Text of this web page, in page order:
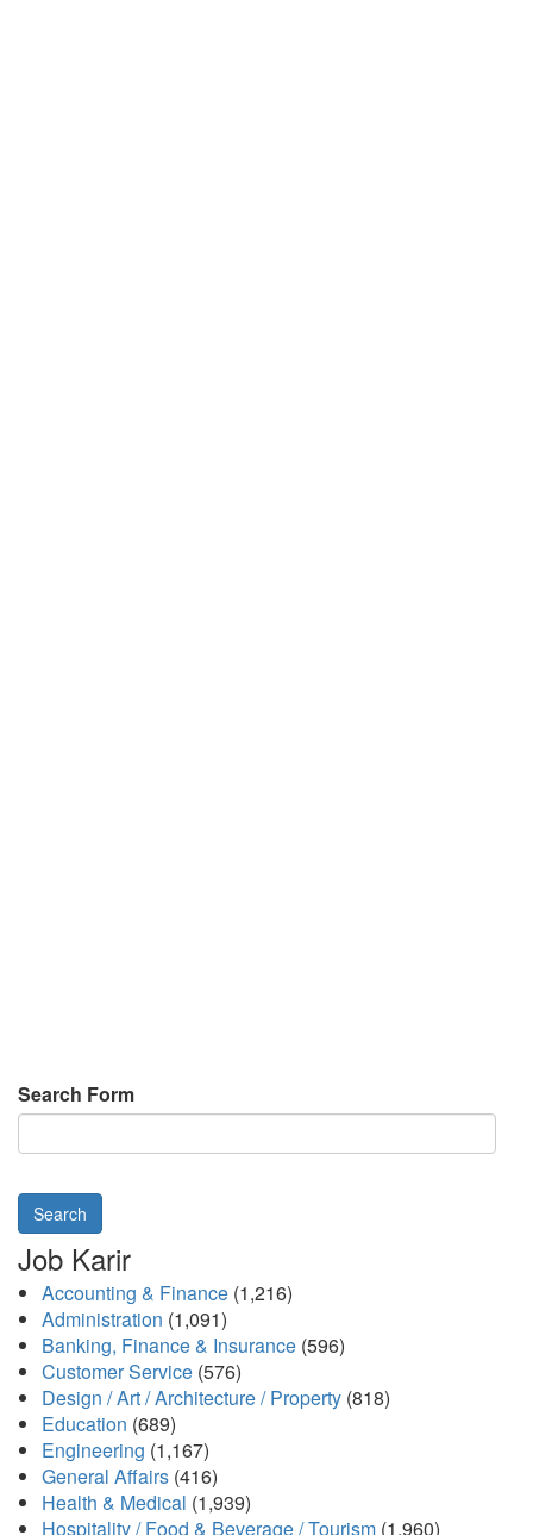
Search Form
Search
Job Karir
Accounting & Finance (1,216)
Administration (1,091)
Banking, Finance & Insurance (596)
Customer Service (576)
Design / Art / Architecture / Property (818)
Education (689)
Engineering (1,167)
General Affairs (416)
Health & Medical (1,939)
Hospitality / Food & Beverage / Tourism (1,960)